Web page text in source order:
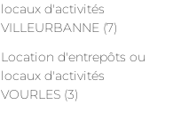
locaux d'activités
VILLEURBANNE (7)
Location d'entrepôts ou
locaux d'activités
VOURLES (3)